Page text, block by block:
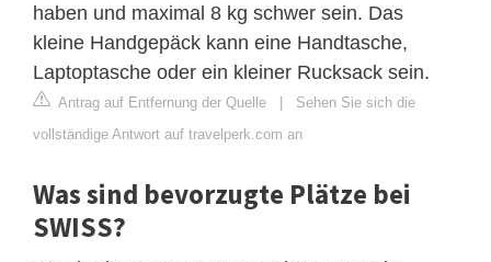
haben und maximal 8 kg schwer sein. Das
kleine Handgepäck kann eine Handtasche,
Laptoptasche oder ein kleiner Rucksack sein.
Antrag auf Entfernung der Quelle | Sehen Sie sich die
vollständige Antwort auf travelperk.com an
Was sind bevorzugte Plätze bei
SWISS?